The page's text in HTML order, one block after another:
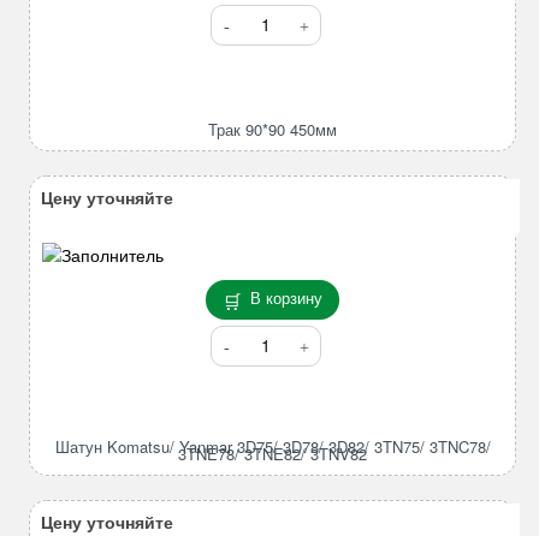
Количество
товара
Трак 90*90 450мм
В корзину
Количество
товара
Yanmar
3D75/
Шатун Komatsu/ Yanmar 3D75/ 3D78/ 3D82/ 3TN75/ 3TNC78/
3TNE78/ 3TNE82/ 3TNV82
Цену уточняйте
Цену уточняйте